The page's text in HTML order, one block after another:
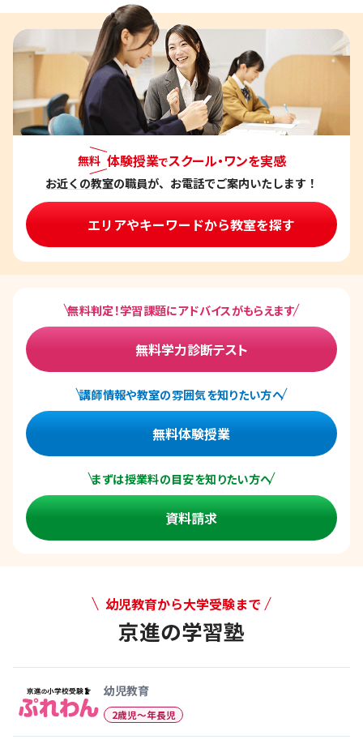
無料 体験授業でスクール・ワンを実感
お近くの教室の職員が、お電話でご案内いたします！
エリアやキーワードから教室を探す
無料判定！学習課題にアドバイスがもらえます
無料学力診断テスト
講師情報や教室の雰囲気を知りたい方へ
無料体験授業
まずは授業料の目安を知りたい方へ
資料請求
幼児教育から大学受験まで
京進の学習塾
幼児教育
2歳児〜年長児